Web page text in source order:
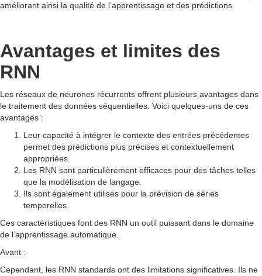
améliorant ainsi la qualité de l’apprentissage et des prédictions.
Avantages et limites des
RNN
Les réseaux de neurones récurrents offrent plusieurs avantages dans
le traitement des données séquentielles. Voici quelques-uns de ces
avantages :
Leur capacité à intégrer le contexte des entrées précédentes
permet des prédictions plus précises et contextuellement
appropriées.
Les RNN sont particulièrement efficaces pour des tâches telles
que la modélisation de langage.
Ils sont également utilisés pour la prévision de séries
temporelles.
Ces caractéristiques font des RNN un outil puissant dans le domaine
de l’apprentissage automatique.
Avant :
Cependant, les RNN standards ont des limitations significatives. Ils ne